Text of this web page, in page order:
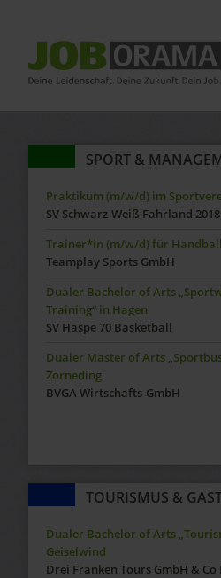
SPORT &
Praktikum (m/w/d) im
SV Schwarz-Weiß Fahrland
Trainer*in (m/w/d) für
Teamplay Sports GmbH
Dualer Bachelor of Arts
Training“ in Hagen
SV Haspe 70 Basketball
Dualer Master of Arts
Zorneding
BVGA Wirtschafts-GmbH
TOURISMUS &
Dualer Bachelor of Arts
Geiselwind
Drei Franken Tours GmbH & Co